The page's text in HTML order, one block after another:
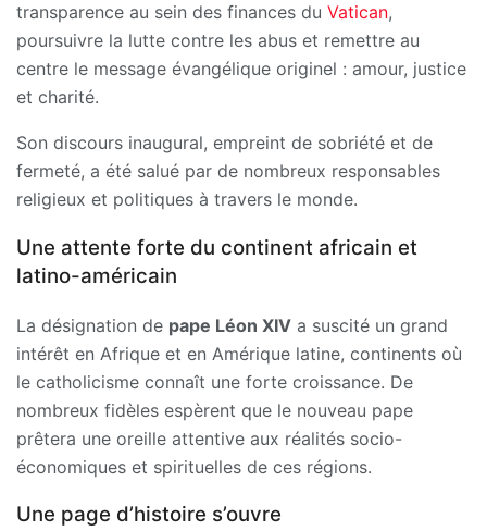
transparence au sein des finances du Vatican,
poursuivre la lutte contre les abus et remettre au
centre le message évangélique originel : amour, justice
et charité.
Son discours inaugural, empreint de sobriété et de
fermeté, a été salué par de nombreux responsables
religieux et politiques à travers le monde.
Une attente forte du continent africain et
latino-américain
La désignation de pape Léon XIV a suscité un grand
intérêt en Afrique et en Amérique latine, continents où
le catholicisme connaît une forte croissance. De
nombreux fidèles espèrent que le nouveau pape
prêtera une oreille attentive aux réalités socio-
économiques et spirituelles de ces régions.
Une page d’histoire s’ouvre